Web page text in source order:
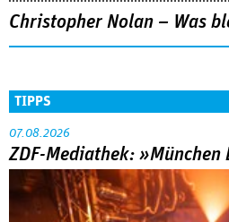
Christopher Nolan – Was
TIPPS
07.08.2026
ZDF-Mediathek: »München